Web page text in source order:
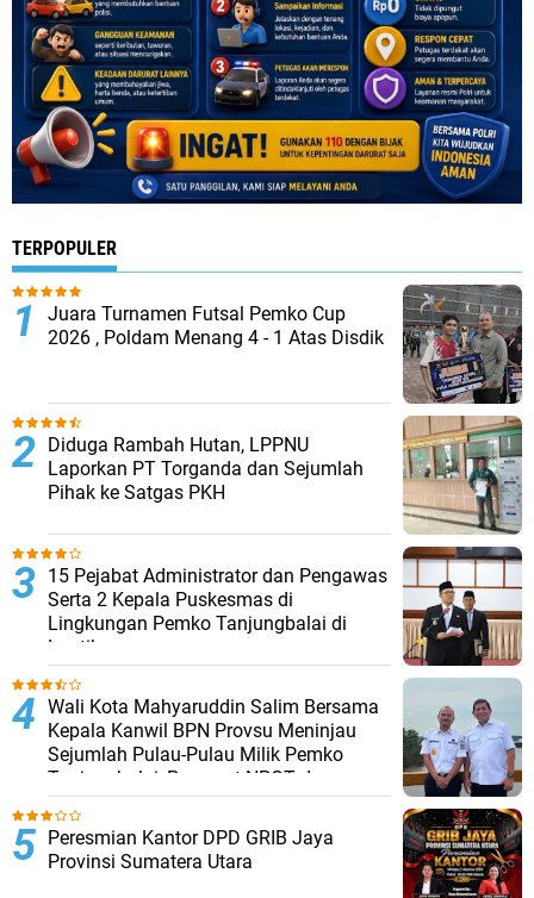
TERPOPULER
Juara Turnamen Futsal Pemko Cup
2026 , Poldam Menang 4 - 1 Atas Disdik
Diduga Rambah Hutan, LPPNU
Laporkan PT Torganda dan Sejumlah
Pihak ke Satgas PKH
15 Pejabat Administrator dan Pengawas
Serta 2 Kepala Puskesmas di
Lingkungan Pemko Tanjungbalai di
Lantik
Wali Kota Mahyaruddin Salim Bersama
Kepala Kanwil BPN Provsu Meninjau
Sejumlah Pulau-Pulau Milik Pemko
Tanjungbalai, Percepat NPGT dan
Sertifikasi Aset
Peresmian Kantor DPD GRIB Jaya
Provinsi Sumatera Utara